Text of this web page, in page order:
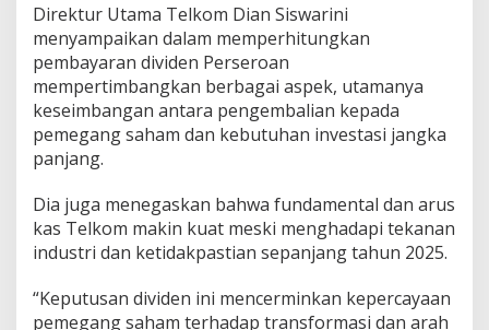
Direktur Utama Telkom Dian Siswarini
menyampaikan dalam memperhitungkan
pembayaran dividen Perseroan
mempertimbangkan berbagai aspek, utamanya
keseimbangan antara pengembalian kepada
pemegang saham dan kebutuhan investasi jangka
panjang.
Dia juga menegaskan bahwa fundamental dan arus
kas Telkom makin kuat meski menghadapi tekanan
industri dan ketidakpastian sepanjang tahun 2025.
“Keputusan dividen ini mencerminkan kepercayaan
pemegang saham terhadap transformasi dan arah